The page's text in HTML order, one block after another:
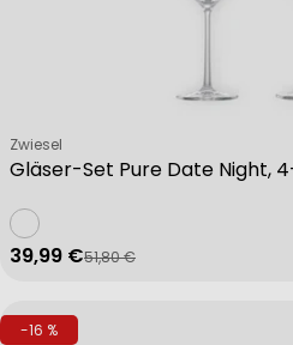
Gläser-Set Pure Date Night,
Verkäufer:
Zwiesel
Verkaufspreis
39,99 €
Regulärer Preis
51,80 €
-16 %